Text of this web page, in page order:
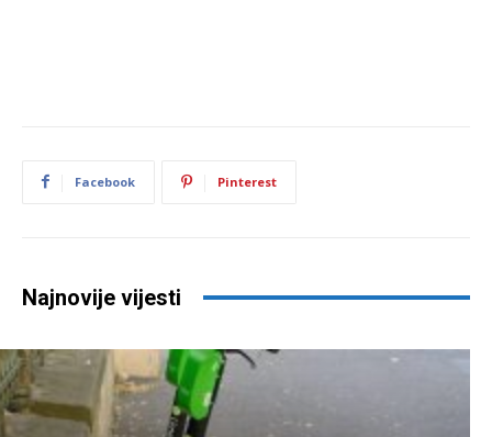
Facebook Pinterest
Najnovije vijesti